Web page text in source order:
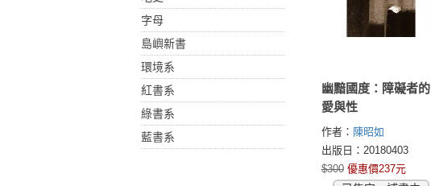
字母
島嶼新書
環境系
紅書系
綠書系
藍書系
幽黯國度：障礙者的
愛與性
作者： 陳昭如
出版日：20180403
$300 優惠價237元